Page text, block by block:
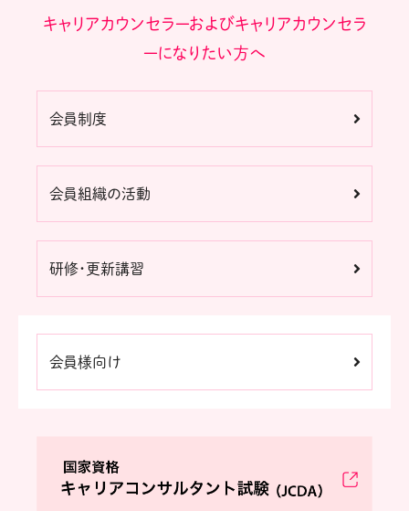
キャリアカウンセラーおよびキャリアカウンセラ
ーになりたい方へ
会員制度
会員組織の活動
研修・更新講習
会員様向け